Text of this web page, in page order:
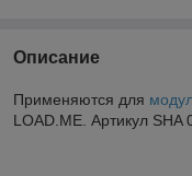
Описание
Применяются для
LOAD.ME. Артикул SHA